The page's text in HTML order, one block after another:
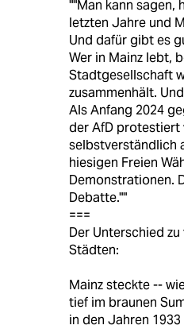
""Man kann sagen,
letzten Jahre und
Und dafür gibt es
Wer in Mainz lebt,
Stadtgesellschaft
zusammenhält.
Als Anfang 2024
der AfD protestiert
selbstverständlich
hiesigen Freien
Demonstrationen.
Debatte.""
===
Der Unterschied
Städten:
Mainz steckte --
tief im braunen
in den Jahren 1933